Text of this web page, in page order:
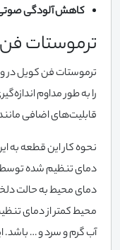
کاهش آلودگی
ترموستات
ترموستات فن کویل در
را به طور مداوم
قابلیت‌های اضافی
نحوه کار این قطعه به
دمای تنظیم شده توسط
دمای محیط به حالت
محیط کمتر از دمای
آب گرم و سرد و …